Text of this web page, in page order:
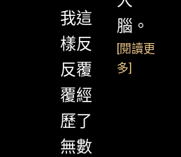
我這
樣反
反覆
覆經
歷了
無數
腦。
[閱讀更
多]